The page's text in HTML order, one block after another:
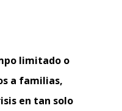
limitado o
a familias,
en tan solo